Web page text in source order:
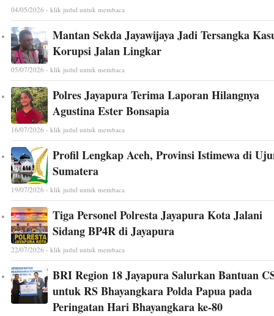
04/05/2026 - klik judul untuk membaca
Mantan Sekda Jayawijaya Jadi Tersangka
Korupsi Jalan Lingkar
05/07/2026 - klik judul untuk membaca
Polres Jayapura Terima Laporan Hilangnya
Agustina Ester Bonsapia
16/07/2026 - klik judul untuk membaca
Profil Lengkap Aceh, Provinsi Istimewa di
Sumatera
19/07/2026 - klik judul untuk membaca
Tiga Personel Polresta Jayapura Kota Jalani
Sidang BP4R di Jayapura
22/07/2026 - klik judul untuk membaca
BRI Region 18 Jayapura Salurkan Bantuan
untuk RS Bhayangkara Polda Papua pada
Peringatan Hari Bhayangkara ke-80